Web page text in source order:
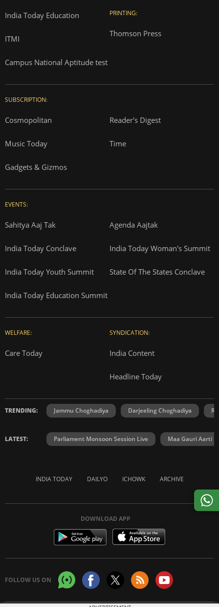
India Today Education
ITMI
Campus National Aptitude test
PRINTING:
Thomson Press
SUBSCRIPTION:
Cosmopolitan Reader's Digest
Music Today Time
Gadgets & Gizmos
EVENTS:
Sahitya Aaj Tak Agenda Aajtak
India Today Conclave India Today Woman's Summit
India Today Youth Summit State Of The States Conclave
India Today Education Summit
WELFARE:
Care Today
SYNDICATION:
India Content
Headline Today
TRENDING: Jammu Choghadiya Darjeeling Choghadiya
LATEST: Parliament Monsoon Session Live Maa Gauri Aarti
INDIA TODAY DAILYO ICHOWK ARCHIVE
DOWNLOAD APP
FOLLOW US ON